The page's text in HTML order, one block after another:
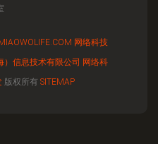
网络科技
）信息技术有限公司 网络科
版权所有 SITEMAP